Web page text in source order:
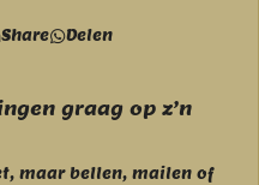
r
Share Delen
graag op z’n
maar bellen, mailen of